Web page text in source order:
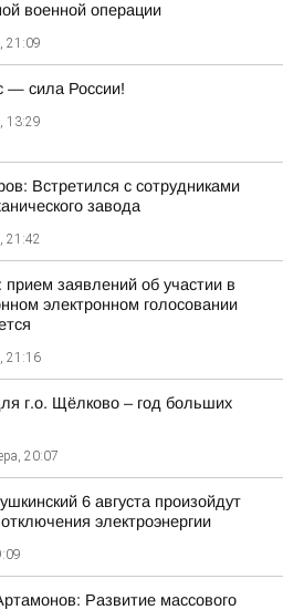
военной операции
21:09
— сила России!
13:29
Встретился с сотрудниками
завода
21:42
заявлений об участии в
электронном голосовании
21:16
г.о. Щёлково – год больших
20:07
6 августа произойдут
электроэнергии
Развитие массового